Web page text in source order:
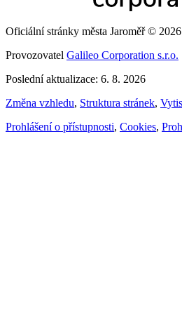
Oficiální stránky města Jaroměř © 2026
Provozovatel Galileo Corporation s.r.o.
Poslední aktualizace: 6. 8. 2026
Změna vzhledu, Struktura stránek,
Prohlášení o přístupnosti, Cookies,